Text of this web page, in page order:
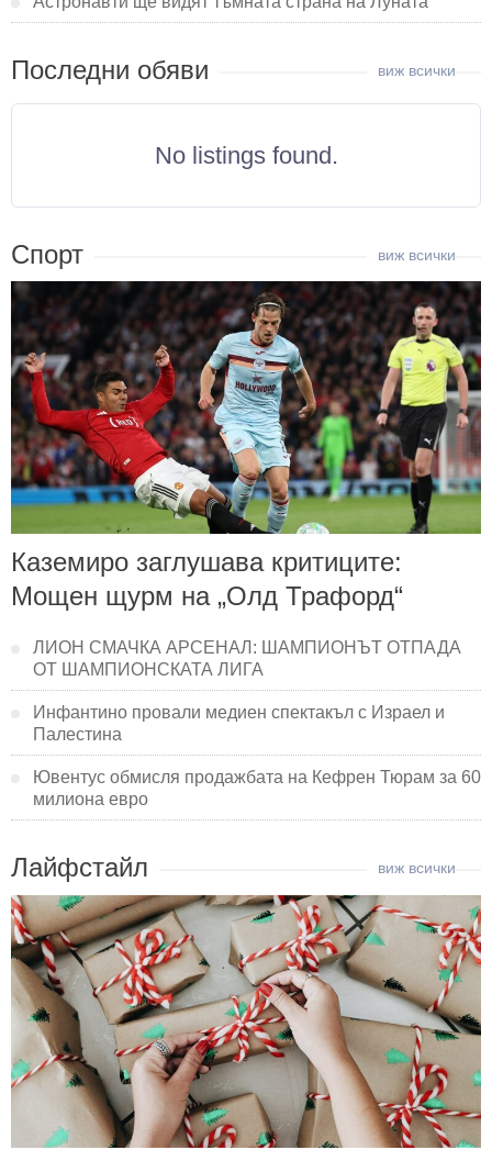
Последни обяви
No listings found.
Спорт
Каземиро заглушава критиците:
Мощен щурм на „Олд Трафорд“
ЛИОН СМАЧКА АРСЕНАЛ: ШАМПИОНЪТ ОТПАДА
ОТ ШАМПИОНСКАТА ЛИГА
Инфантино провали медиен спектакъл с Израел и
Палестина
Ювентус обмисля продажбата на Кефрен Тюрам за 60
милиона евро
Лайфстайл